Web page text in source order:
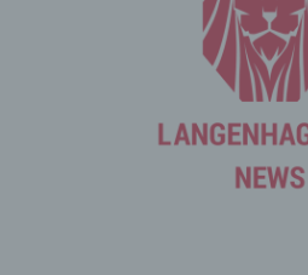
dem Computersystem des
übernommen wird. Ein weiteres
eines Warenkorbes im Online-
Warenkorb gelegt hat, über ein
Die betroffene Person kann die